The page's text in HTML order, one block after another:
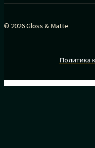
© 2026 Gloss & Matte
Политика